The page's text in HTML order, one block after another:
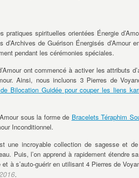
spirituelles orientées Énergie
de Guérison Énergisés d’Amour
pendant les cérémonies spéciales.
ont commencé à activer les attributs
Ainsi, nous incluons 3 Pierres de
Bilocation Guidée pour couper les liens
sous la forme de Bracelets Téraphim
Inconditionnel.
une incroyable collection de sagesse et
Puis, l’on apprend à rapidement étendre
à s’auto-guérir en utilisant 4 Pierres de
.